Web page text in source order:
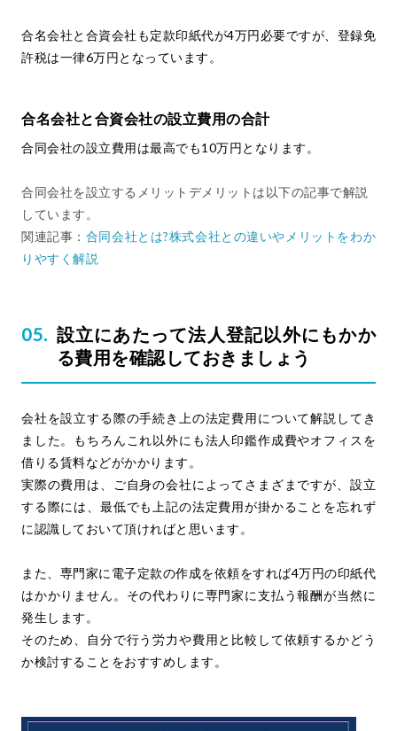
合名会社と合資会社も定款印紙代が4万円必要ですが、登録免
許税は一律6万円となっています。
合名会社と合資会社の設立費用の合計
合同会社の設立費用は最高でも10万円となります。
合同会社を設立するメリットデメリットは以下の記事で解説
しています。
関連記事： 合同会社とは?株式会社との違いやメリットをわか
りやすく解説
設立にあたって法人登記以外にもかか
る費用を確認しておきましょう
会社を設立する際の手続き上の法定費用について解説してき
ました。もちろんこれ以外にも法人印鑑作成費やオフィスを
借りる賃料などがかかります。
実際の費用は、ご自身の会社によってさまざまですが、設立
する際には、最低でも上記の法定費用が掛かることを忘れず
に認識しておいて頂ければと思います。
また、専門家に電子定款の作成を依頼をすれば4万円の印紙代
はかかりません。その代わりに専門家に支払う報酬が当然に
発生します。
そのため、自分で行う労力や費用と比較して依頼するかどう
か検討することをおすすめします。